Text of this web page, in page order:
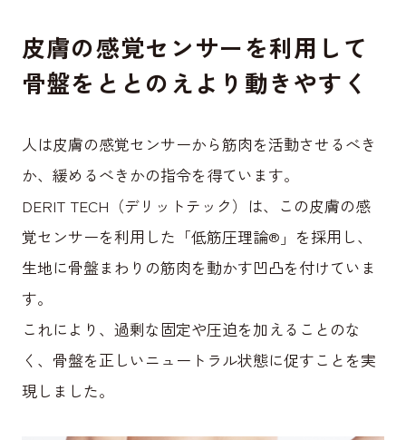
皮膚の感覚センサーを利用して
骨盤をととのえより動きやすく
人は皮膚の感覚センサーから筋肉を活動させるべき
か、緩めるべきかの指令を得ています。
DERIT TECH（デリットテック）は、この皮膚の感
覚センサーを利用した「低筋圧理論®」を採用し、
生地に骨盤まわりの筋肉を動かす凹凸を付けていま
す。
これにより、過剰な固定や圧迫を加えることのな
く、骨盤を正しいニュートラル状態に促すことを実
現しました。